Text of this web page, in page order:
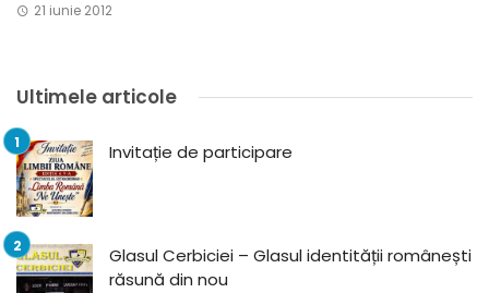
21 iunie 2012
Ultimele articole
Invitație de participare
Glasul Cerbiciei – Glasul identității românești
răsună din nou